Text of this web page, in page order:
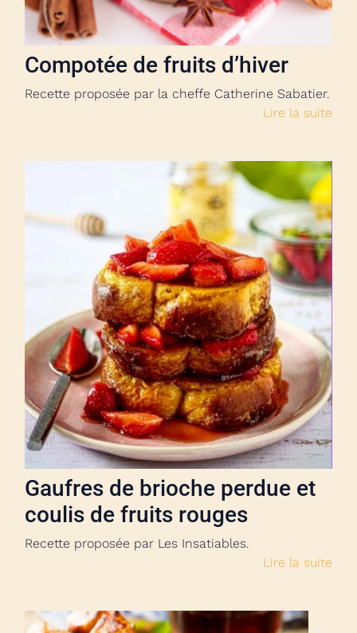
Compotée de fruits d’hiver
Recette proposée par la cheffe Catherine Sabatier.
Lire la suite
Gaufres de brioche perdue et
coulis de fruits rouges
Recette proposée par Les Insatiables.
Lire la suite